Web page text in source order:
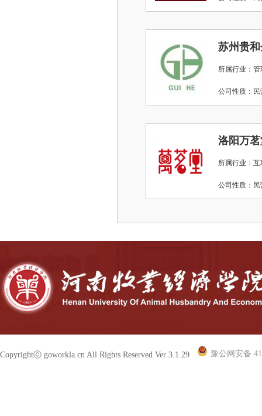
所属行业：
公司性质
洛阳万
所属行业：
公司性质
Copyrightⓒ goworkla.cn All Rights Reserved Ver 3.1.29 豫公网安备